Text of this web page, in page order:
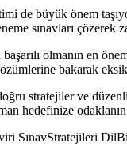
de büyük önem
sınavları
olmanın en
bakarak
stratejiler ve
hedefinize